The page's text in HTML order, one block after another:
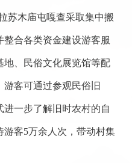
苏木庙屯嘎查采取集中搬
合各类资金建设游客服
地、民俗文化展览馆等配
客可通过参观民俗旧
进一步了解旧时农村的自
游客5万余人次，带动村集